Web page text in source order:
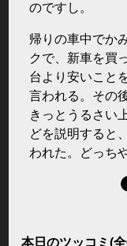
のですし。
帰りの車中でか
クで、新車を買
台より安いこと
言われる。その
きっとうるさい
どを説明すると
われた。どっち
本日のツッコミ(